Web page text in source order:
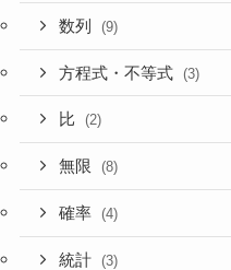
数列 (9)
方程式・不等式 (3)
比 (2)
無限 (8)
確率 (4)
統計 (3)